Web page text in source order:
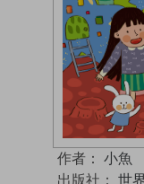
作者： 小魚
出版社： 世